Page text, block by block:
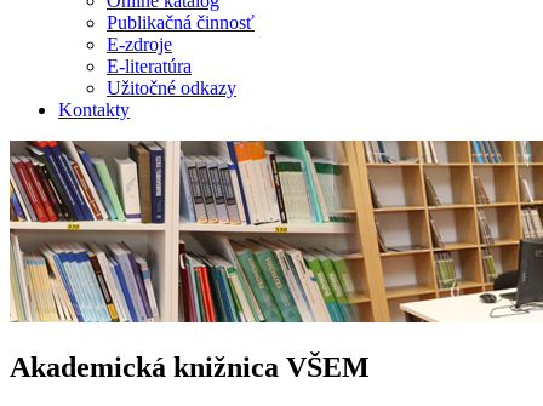
Publikačná činnosť
E-zdroje
E-literatúra
Užitočné odkazy
Kontakty
Akademická knižnica VŠEM